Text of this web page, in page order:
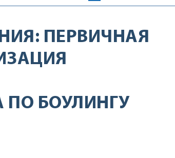
ПЕРВИЧНАЯ
ПО БОУЛИНГУ